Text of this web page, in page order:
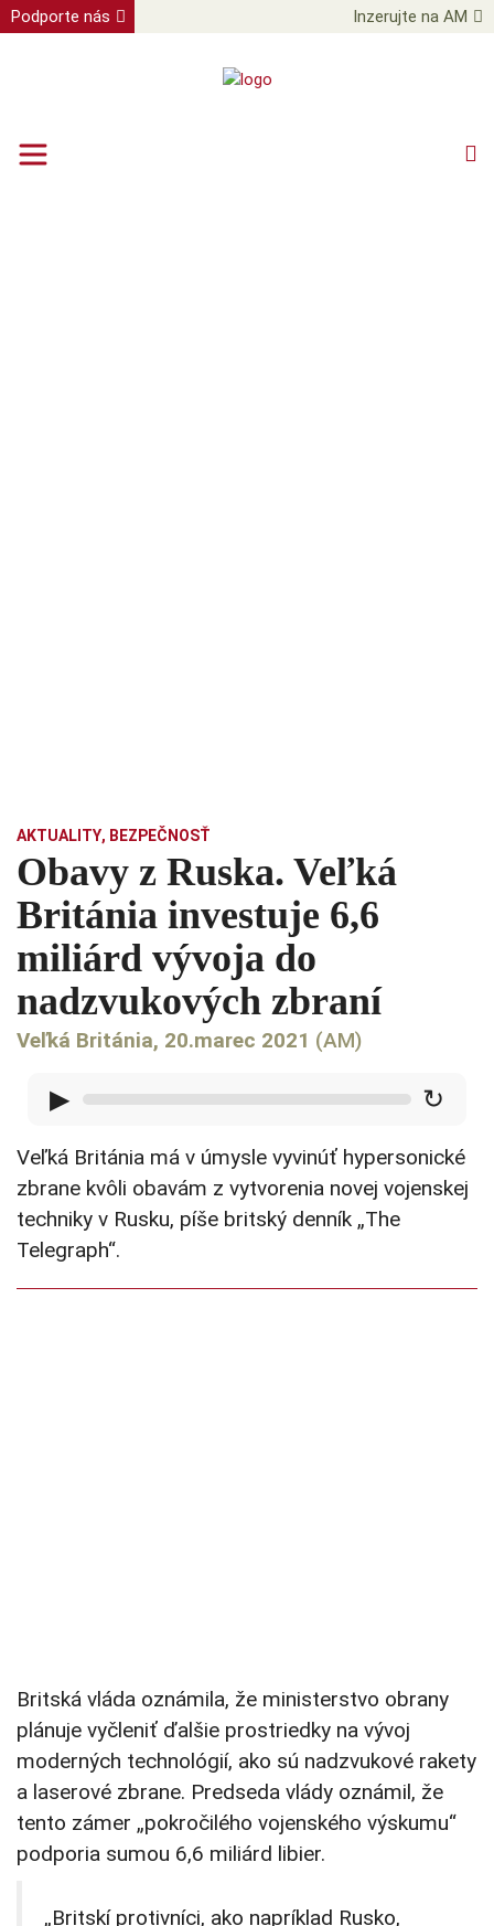
Podporte nás Inzerujte na AM
AKTUALITY, BEZPEČNOSŤ
Obavy z Ruska. Veľká
Británia investuje 6,6
miliárd vývoja do
nadzvukových zbraní
Veľká Británia, 20.marec 2021 (AM)
▶ ↻
Veľká Británia má v úmysle vyvinúť hypersonické
zbrane kvôli obavám z vytvorenia novej vojenskej
techniky v Rusku, píše britský denník „The
Telegraph“.
Britská vláda oznámila, že ministerstvo obrany
plánuje vyčleniť ďalšie prostriedky na vývoj
moderných technológií, ako sú nadzvukové rakety
a laserové zbrane. Predseda vlády oznámil, že
tento zámer „pokročilého vojenského výskumu“
podporia sumou 6,6 miliárd libier.
„Britskí protivníci, ako napríklad Rusko,